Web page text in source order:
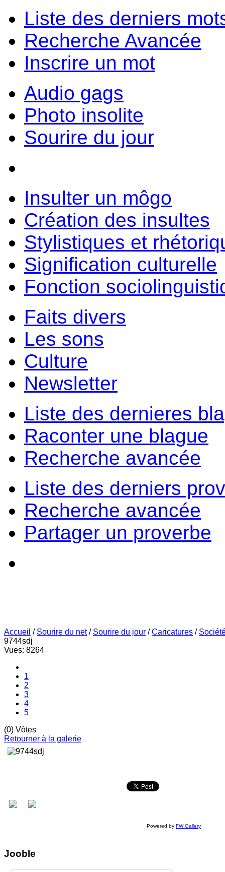
Liste des derniers
Recherche Avancée
Inscrire un mot
Audio gags
Photo insolite
Sourire du jour
Insulter un môgo
Création des insultes
Stylistiques et
Signification culturelle
Fonction
Faits divers
Les sons
Culture
Newsletter
Liste des dernieres
Raconter une blague
Recherche avancée
Liste des derniers
Recherche avancée
Partager un proverbe
Accueil / Sourire du net / Sourire du jour /Caricatures /
9744sdj
Vues: 8264
1
2
3
4
5
(0) Vôtes
Retourner à la galerie
Powered by FW Gallery
Jooble